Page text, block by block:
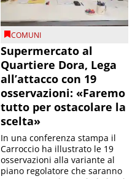
COMUNI
Supermercato al
Quartiere Dora, Lega
all’attacco con 19
osservazioni: «Faremo
tutto per ostacolare la
scelta»
In una conferenza stampa il
Carroccio ha illustrato le 19
osservazioni alla variante al
piano regolatore che saranno